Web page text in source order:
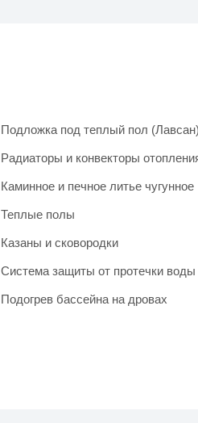
Подложка под теплый пол (Лавсан)
Радиаторы и конвекторы
Каминное и печное литье чугунное
Теплые полы
Казаны и сковородки
Система защиты от протечки воды
Подогрев бассейна на дровах